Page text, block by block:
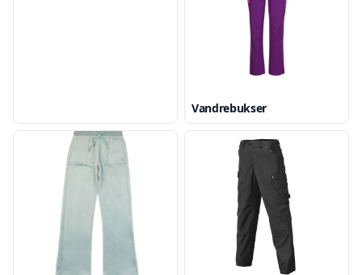
Vandrebukser